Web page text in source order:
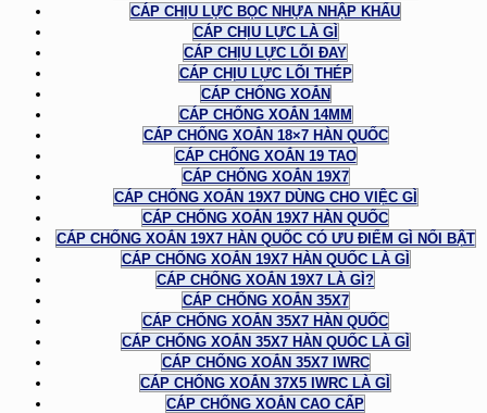
CÁP CHỊU LỰC BỌC NHỰA NHẬP KHẨU
CÁP CHỊU LỰC LÀ GÌ
CÁP CHỊU LỰC LÕI ĐAY
CÁP CHỊU LỰC LÕI THÉP
CÁP CHỐNG XOẮN
CÁP CHỐNG XOẮN 14MM
CÁP CHỐNG XOẮN 18×7 HÀN QUỐC
CÁP CHỐNG XOẮN 19 TAO
CÁP CHỐNG XOẮN 19X7
CÁP CHỐNG XOẮN 19X7 DÙNG CHO VIỆC GÌ
CÁP CHỐNG XOẮN 19X7 HÀN QUỐC
CÁP CHỐNG XOẮN 19X7 HÀN QUỐC CÓ ƯU ĐIỂM GÌ NỔI BẬT
CÁP CHỐNG XOẮN 19X7 HÀN QUỐC LÀ GÌ
CÁP CHỐNG XOẮN 19X7 LÀ GÌ?
CÁP CHỐNG XOẮN 35X7
CÁP CHỐNG XOẮN 35X7 HÀN QUỐC
CÁP CHỐNG XOẮN 35X7 HÀN QUỐC LÀ GÌ
CÁP CHỐNG XOẮN 35X7 IWRC
CÁP CHỐNG XOẮN 37X5 IWRC LÀ GÌ
CÁP CHỐNG XOẮN CAO CẤP